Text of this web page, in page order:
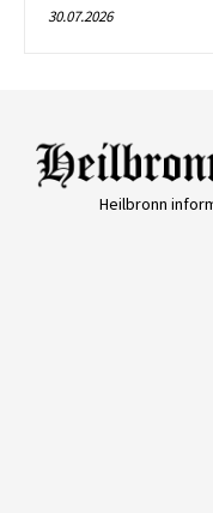
30.07.2026
Heilbronn